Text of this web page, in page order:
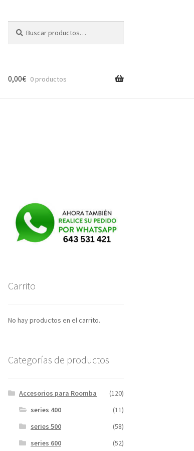
por:
0,00€ 0 productos
Carrito
No hay productos en el carrito.
Categorías de productos
Accesorios para Roomba
(120)
series 400
(11)
series 500
(58)
series 600
(52)